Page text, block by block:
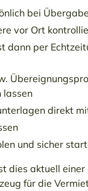
bei
vor Ort
dann per
lassen
direkt
und sicher
dies aktuell
für die